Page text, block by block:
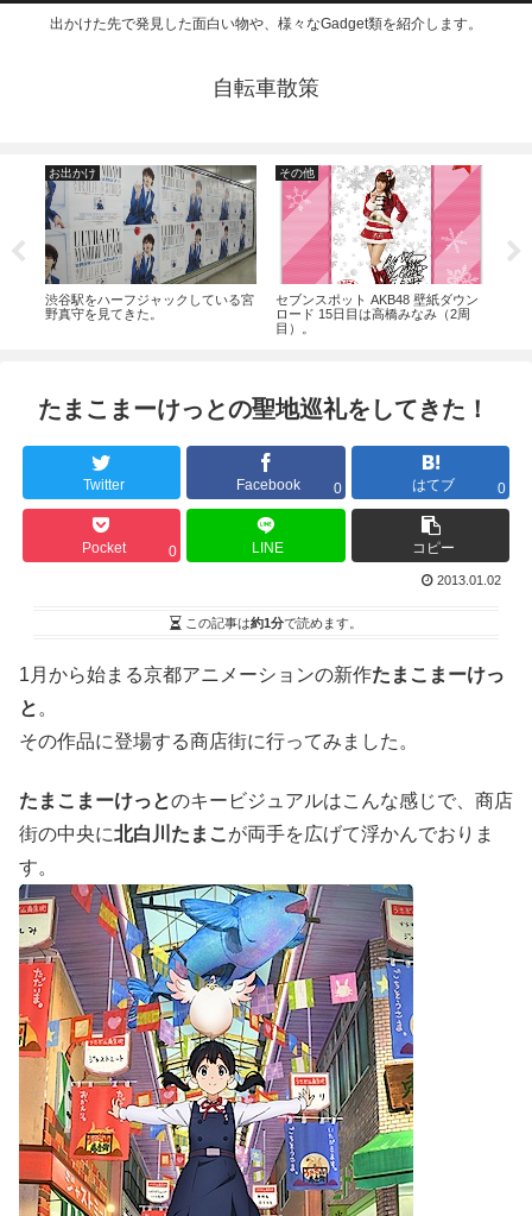
出かけた先で発見した面白い物や、様々なGadget類を紹介します。
自転車散策
お出かけ
渋谷駅をハーフジャックしている宮
野真守を見てきた。
その他
セブンスポット AKB48 壁紙ダウン
ロード 15日目は高橋みなみ（2周
目）。
たまこまーけっとの聖地巡礼をしてきた！
Twitter Facebook 0 はてブ 0
Pocket 0 LINE コピー
2013.01.02
この記事は約1分で読めます。
1月から始まる京都アニメーションの新作たまこまーけっ
と 。
その作品に登場する商店街に行ってみました。
たまこまーけっとのキービジュアルはこんな感じで、商店
街の中央に北白川たまこ が両手を広げて浮かんでおりま
す。